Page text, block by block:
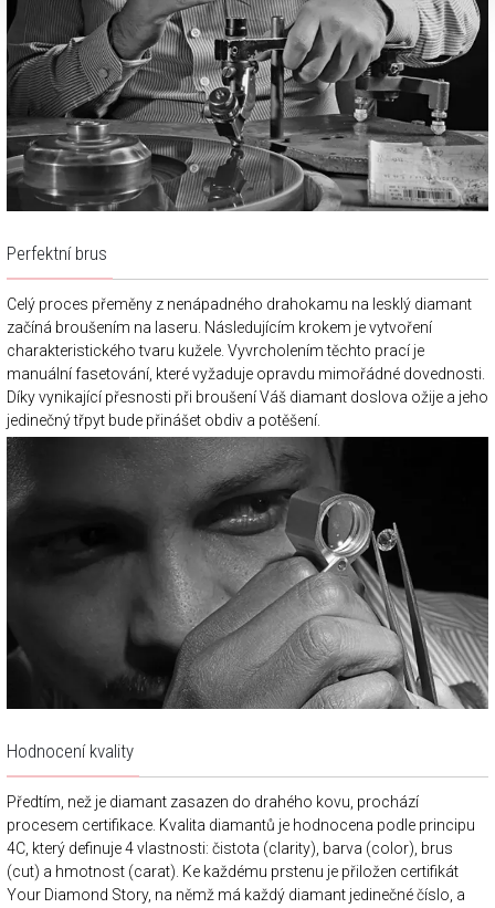
Perfektní brus
Celý proces přeměny z nenápadného drahokamu na lesklý diamant
začíná broušením na laseru. Následujícím krokem je vytvoření
charakteristického tvaru kužele. Vyvrcholením těchto prací je
manuální fasetování, které vyžaduje opravdu mimořádné dovednosti.
Díky vynikající přesnosti při broušení Váš diamant doslova ožije a jeho
jedinečný třpyt bude přinášet obdiv a potěšení.
Hodnocení kvality
Předtím, než je diamant zasazen do drahého kovu, prochází
procesem certifikace. Kvalita diamantů je hodnocena podle principu
4C, který definuje 4 vlastnosti: čistota (clarity), barva (color), brus
(cut) a hmotnost (carat). Ke každému prstenu je přiložen certifikát
Your Diamond Story, na němž má každý diamant jedinečné číslo, a